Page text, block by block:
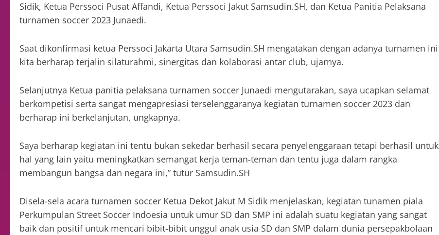
Sidik, Ketua Perssoci Pusat Affandi, Ketua Perssoci Jakut Samsudin.SH, dan Ketua Panitia Pelaksana
turnamen soccer 2023 Junaedi.
Saat dikonfirmasi ketua Perssoci Jakarta Utara Samsudin.SH mengatakan dengan adanya turnamen ini
kita berharap terjalin silaturahmi, sinergitas dan kolaborasi antar club, ujarnya.
Selanjutnya Ketua panitia pelaksana turnamen soccer Junaedi mengutarakan, saya ucapkan selamat
berkompetisi serta sangat mengapresiasi terselenggaranya kegiatan turnamen soccer 2023 dan
berharap ini berkelanjutan, ungkapnya.
Saya berharap kegiatan ini tentu bukan sekedar berhasil secara penyelenggaraan tetapi berhasil untuk
hal yang lain yaitu meningkatkan semangat kerja teman-teman dan tentu juga dalam rangka
membangun bangsa dan negara ini,” tutur Samsudin.SH
Disela-sela acara turnamen soccer Ketua Dekot Jakut M Sidik menjelaskan, kegiatan tunamen piala
Perkumpulan Street Soccer Indoesia untuk umur SD dan SMP ini adalah suatu kegiatan yang sangat
baik dan positif untuk mencari bibit-bibit unggul anak usia SD dan SMP dalam dunia persepakbolaan